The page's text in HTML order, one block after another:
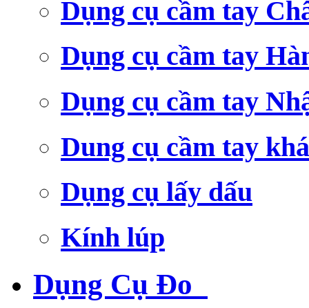
Dụng cụ cầm tay
Dụng cụ cầm tay
Dụng cụ cầm tay
Dung cụ cầm tay
Dụng cụ lấy dấu
Kính lúp
Dụng Cụ Đo